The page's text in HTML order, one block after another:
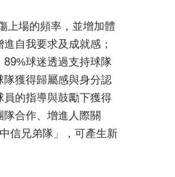
上場的頻率，並增加體
自我要求及成就感；
球迷透過支持球隊
獲得歸屬感與身分認
的指導與鼓勵下獲得
合作、增進人際關
信兄弟隊」，可產生新